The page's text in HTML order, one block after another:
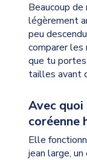
Beaucoup
légèrement
peu
comparer les
que tu
tailles avant
Avec
coréenne
Elle
jean large,